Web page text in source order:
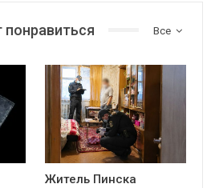
Все
Житель Пинска